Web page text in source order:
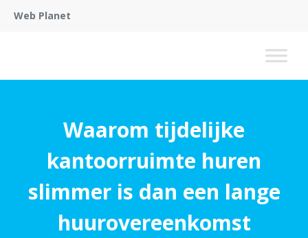
Web Planet
Waarom tijdelijke
kantoorruimte huren
slimmer is dan een lange
huurovereenkomst